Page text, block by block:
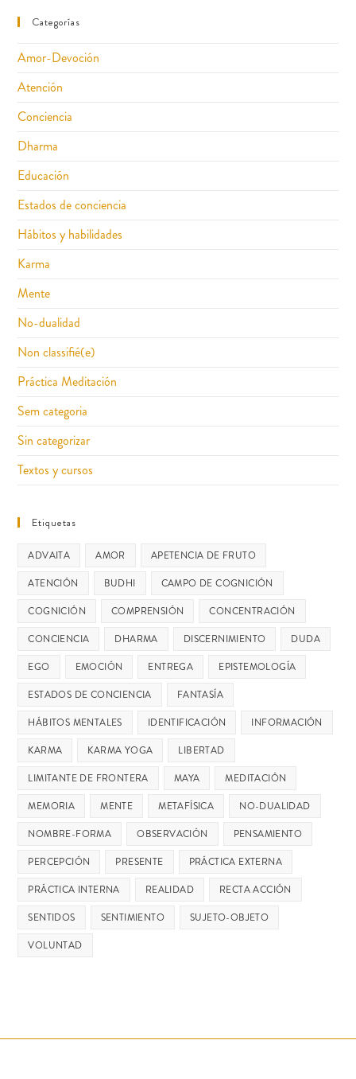
Categorías
Amor-Devoción
Atención
Conciencia
Dharma
Educación
Estados de conciencia
Hábitos y habilidades
Karma
Mente
No-dualidad
Non classifié(e)
Práctica Meditación
Sem categoria
Sin categorizar
Textos y cursos
Etiquetas
ADVAITA AMOR
APETENCIA DE FRUTO
ATENCIÓN
BUDHI
CAMPO DE COGNICIÓN
COGNICIÓN
COMPRENSIÓN
CONCENTRACIÓN
CONCIENCIA
DHARMA DISCERNIMIENTO
DUDA
EGO
EMOCIÓN ENTREGA
EPISTEMOLOGÍA
ESTADOS DE CONCIENCIA
FANTASÍA
HÁBITOS MENTALES
IDENTIFICACIÓN
INFORMACIÓN
KARMA
KARMA YOGA
LIBERTAD
LIMITANTE DE FRONTERA
MAYA
MEDITACIÓN
MEMORIA
MENTE METAFÍSICA
NO-DUALIDAD
NOMBRE-FORMA
OBSERVACIÓN
PENSAMIENTO
PERCEPCIÓN
PRESENTE
PRÁCTICA EXTERNA
PRÁCTICA INTERNA
REALIDAD
RECTA ACCIÓN
SENTIDOS
SENTIMIENTO
SUJETO-OBJETO
VOLUNTAD